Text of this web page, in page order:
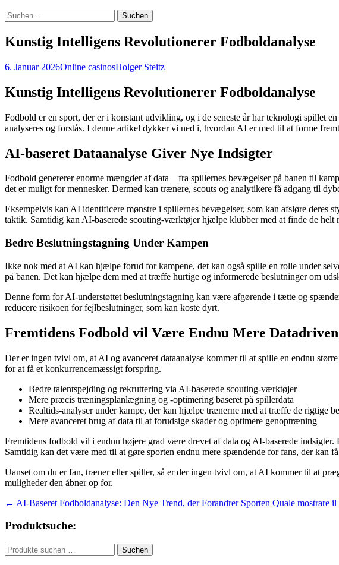
Suchen
nach:
Kunstig Intelligens Revolutionerer Fodboldanalyse
6. Januar 2026Online casinosHolger Steitz
Kunstig Intelligens Revolutionerer Fodboldanalyse
Fodbold er en sport, der er i konstant udvikling, og i de seneste år har teknologi spillet
analyseres og forstås. I denne artikel dykker vi ned i, hvordan AI er med til at forme
AI-baseret Dataanalyse Giver Nye Indsigter
Fodbold genererer enorme mængder af data – fra spillernes bevægelser på banen til
det er muligt for mennesker. Dermed kan trænere, scouts og analytikere få adgang til
Eksempelvis kan AI identificere mønstre i spillernes bevægelser, som kan afsløre
taktik. Samtidig kan AI-baserede scouting-værktøjer hjælpe klubber med at finde de helt
Bedre Beslutningstagning Under Kampen
Ikke nok med at AI kan hjælpe forud for kampene, det kan også spille en rolle under
på banen. Det kan hjælpe dem med at træffe hurtige og informerede beslutninger om
Denne form for AI-understøttet beslutningstagning kan være afgørende i tætte og
reducere risikoen for fejlbeslutninger, som kan koste dyrt.
Fremtidens Fodbold vil Være Endnu Mere Datadriven
Der er ingen tvivl om, at AI og avanceret dataanalyse kommer til at spille en endnu
for at få et konkurrencemæssigt forspring.
Bedre talentspejding og rekruttering via AI-baserede scouting-værktøjer
Mere præcis træningsplanlægning og -optimering baseret på spillerdata
Realtids-analyser under kampe, der kan hjælpe trænerne med at træffe de rigtige
Mere avanceret brug af data til at forudsige skader og optimere genoptræning
Fremtidens fodbold vil i endnu højere grad være drevet af data og AI-baserede
Samtidig kan det være med til at gøre sporten endnu mere spændende for fans, der kan
Uanset om du er fan, træner eller spiller, så er der ingen tvivl om, at AI kommer til at
muligheder den åbner op for.
Beitragsnavigation
← AI-Baseret Fodboldanalyse: Den Nye Trend, der Forandrer Sporten Quale mostrare
Produktsuche:
Suchen
nach:
Suchen